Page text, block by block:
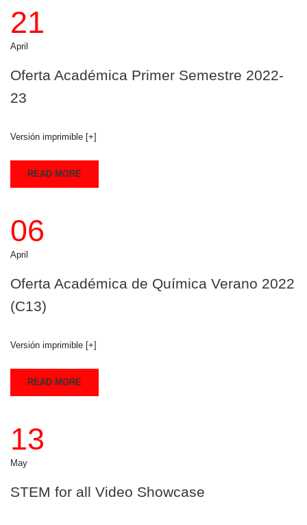
21
April
Oferta Académica Primer Semestre 2022-
23
Versión imprimible [+]
READ MORE
06
April
Oferta Académica de Química Verano 2022
(C13)
Versión imprimible [+]
READ MORE
13
May
STEM for all Video Showcase